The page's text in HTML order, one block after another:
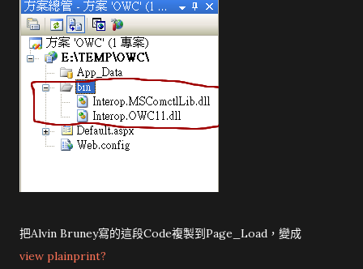
把Alvin Bruney寫的這段Code複製到Page_Load，變成
view plainprint?